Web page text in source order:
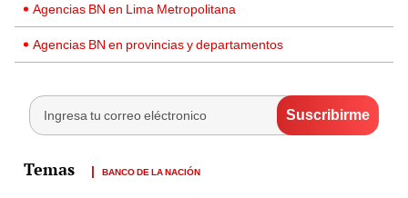
Agencias BN en Lima Metropolitana
Agencias BN en provincias y departamentos
BANCO DE LA NACIÓN